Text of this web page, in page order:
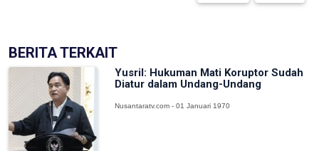
BERITA TERKAIT
Yusril: Hukuman Mati Koruptor Sudah
Diatur dalam Undang-Undang
Nusantaratv.com - 01 Januari 1970